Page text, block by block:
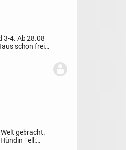
3-4. Ab 28.08
schon frei
gebracht.
Fell: